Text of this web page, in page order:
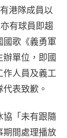
港隊成員以
有球員即趨
國歌《義勇軍
單位，即國
作人員及義工
表致歉。
協「未有跟隨
期間處理播放